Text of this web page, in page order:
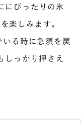
にぴったりの氷
楽しみます。
いる時に急須を戻
しっかり押さえ